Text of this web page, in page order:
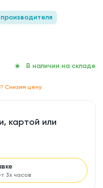
В наличии на складе
Снизим цену
картой или
3х часов